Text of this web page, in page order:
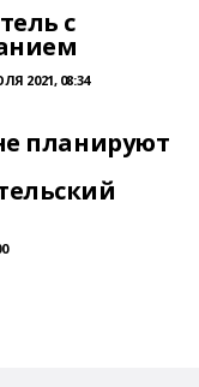
с
2021, 08:34
планируют